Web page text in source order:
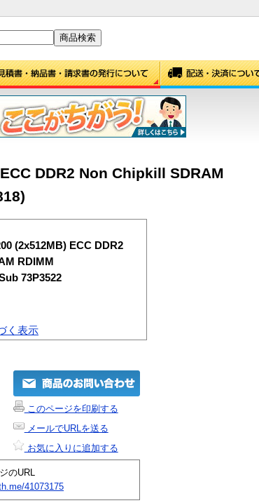
DDR2 Non Chipkill SDRAM
(2x512MB) ECC DDR2
RDIMM
73P3522
く表示
このページを印刷する
メールでURLを送る
お気に入りに追加する
のURL
41073175